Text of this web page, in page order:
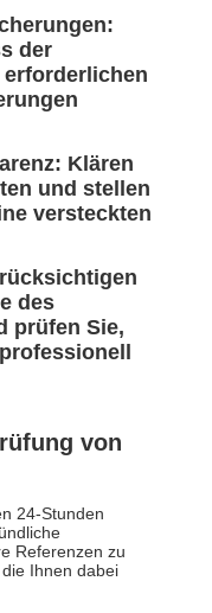
der
Klären
und stellen
versteckten
des
prüfen Sie,
von
24-Stunden
Referenzen zu
Ihnen dabei